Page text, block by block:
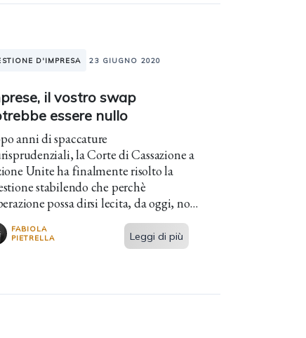
D'IMPRESA 23 GIUGNO 2020
il vostro swap
essere nullo
anni di spaccature
la Corte di Cassazione a
Unite ha finalmente risolto la
stabilendo che perchè
possa dirsi lecita, da oggi, non
la sola indicazione del Mark
FABIOLA
PIETRELLA
Leggi di più